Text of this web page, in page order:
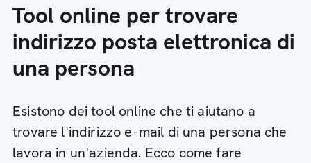
Tool online per trovare
indirizzo posta elettronica di
una persona
Esistono dei tool online che ti aiutano a
trovare l'indirizzo e-mail di una persona che
lavora in un'azienda. Ecco come fare